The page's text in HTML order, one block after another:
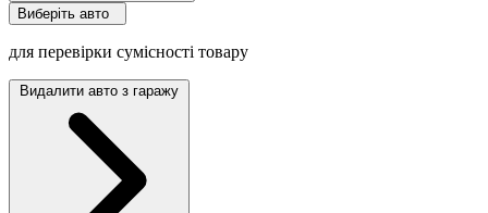
Виберіть авто
для перевірки сумісності товару
Видалити авто з гаражу